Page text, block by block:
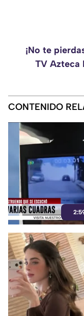
¡No te
TV Azteca
CONTENIDO